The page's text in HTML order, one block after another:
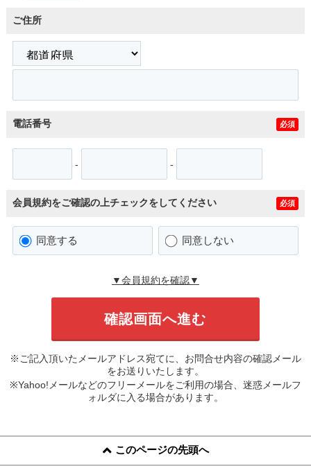
ご住所
電話番号 必須
- -
会員規約をご確認の上チェックをしてください 必須
同意する 同意しない
▼会員規約を確認▼
※ご記入頂いたメールアドレス宛てに、お問合せ内容の確認メール
をお送りいたします。
※Yahoo!メールなどのフリーメールをご利用の場合、迷惑メールフ
ォルダに入る場合があります。
このページの先頭へ